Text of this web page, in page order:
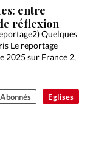
Eglises
entre
réflexion
Quelques
Le reportage
2025 sur France 2,
Abonnés